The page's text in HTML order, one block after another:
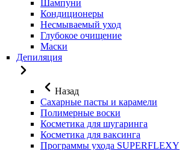
Шампуни
Кондиционеры
Несмываемый уход
Глубокое очищение
Маски
Депиляция
Назад
Сахарные пасты и карамели
Полимерные воски
Косметика для шугаринга
Косметика для ваксинга
Программы ухода SUPERFLEXY